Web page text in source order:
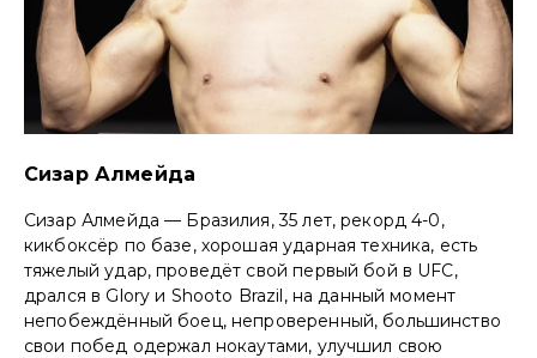
Сизар Алмейда
Сизар Алмейда — Бразилия, 35 лет, рекорд 4-0,
кикбоксёр по базе, хорошая ударная техника, есть
тяжелый удар, проведёт свой первый бой в UFC,
дрался в Glory и Shooto Brazil, на данный момент
непобеждённый боец, непроверенный, большинство
свои побед одержал нокаутами, улучшил свою